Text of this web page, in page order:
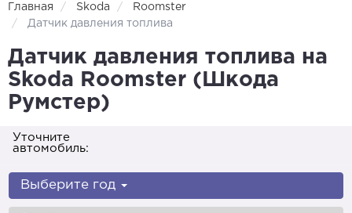
Главная Skoda
Roomster
Датчик давления топлива
Датчик давления топлива на
Skoda Roomster (Шкода
Румстер)
Уточните
автомобиль:
Выберите год